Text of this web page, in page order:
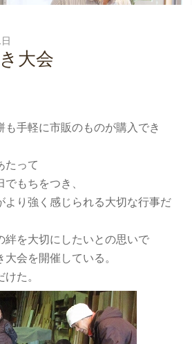
大会
も手軽に市販のものが購入でき
たって
もちをつき、
より強く感じられる大切な行事だ
絆を大切にしたいとの思いで
会を開催している。
た。